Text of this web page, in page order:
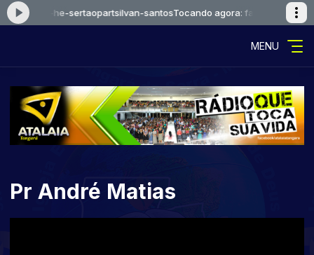
he-sertaopartsilvan-santosTocando agora: falcaoejosue-
MENU
Pr André Matias